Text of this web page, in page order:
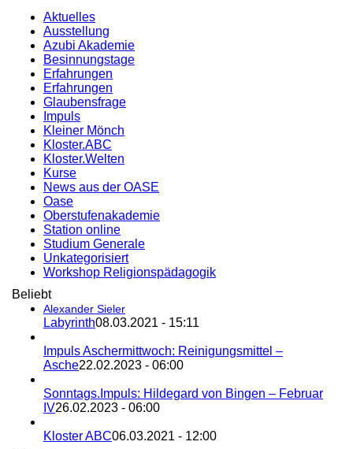
Aktuelles
Ausstellung
Azubi Akademie
Besinnungstage
Erfahrungen
Erfahrungen
Glaubensfrage
Impuls
Kleiner Mönch
Kloster.ABC
Kloster.Welten
Kurse
News aus der OASE
Oase
Oberstufenakademie
Station online
Studium Generale
Unkategorisiert
Workshop Religionspädagogik
Beliebt
Alexander Sieler
Labyrinth08.03.2021 - 15:11
Impuls Aschermittwoch: Reinigungsmittel –
Asche22.02.2023 - 06:00
Sonntags.Impuls: Hildegard von Bingen – Februar
IV26.02.2023 - 06:00
Kloster ABC06.03.2021 - 12:00